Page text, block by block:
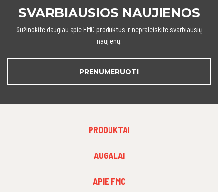
SVARBIAUSIOS NAUJIENOS
Sužinokite daugiau apie FMC produktus ir nepraleiskite svarbiausių
naujienų.
PRENUMERUOTI
PRODUKTAI
AUGALAI
APIE FMC